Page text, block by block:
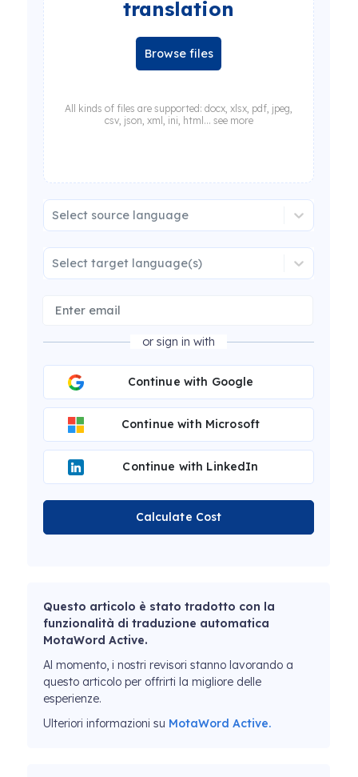
translation
Browse files
All kinds of files are supported: docx, xlsx, pdf, jpeg,
csv, json, xml, ini, html... see more
Select source language
Select target language(s)
or sign in with
Continue with Google
Continue with Microsoft
Continue with LinkedIn
Calculate Cost
Questo articolo è stato tradotto con la
funzionalità di traduzione automatica
MotaWord Active.
Al momento, i nostri revisori stanno lavorando a
questo articolo per offrirti la migliore delle
esperienze.
Ulteriori informazioni su MotaWord Active.